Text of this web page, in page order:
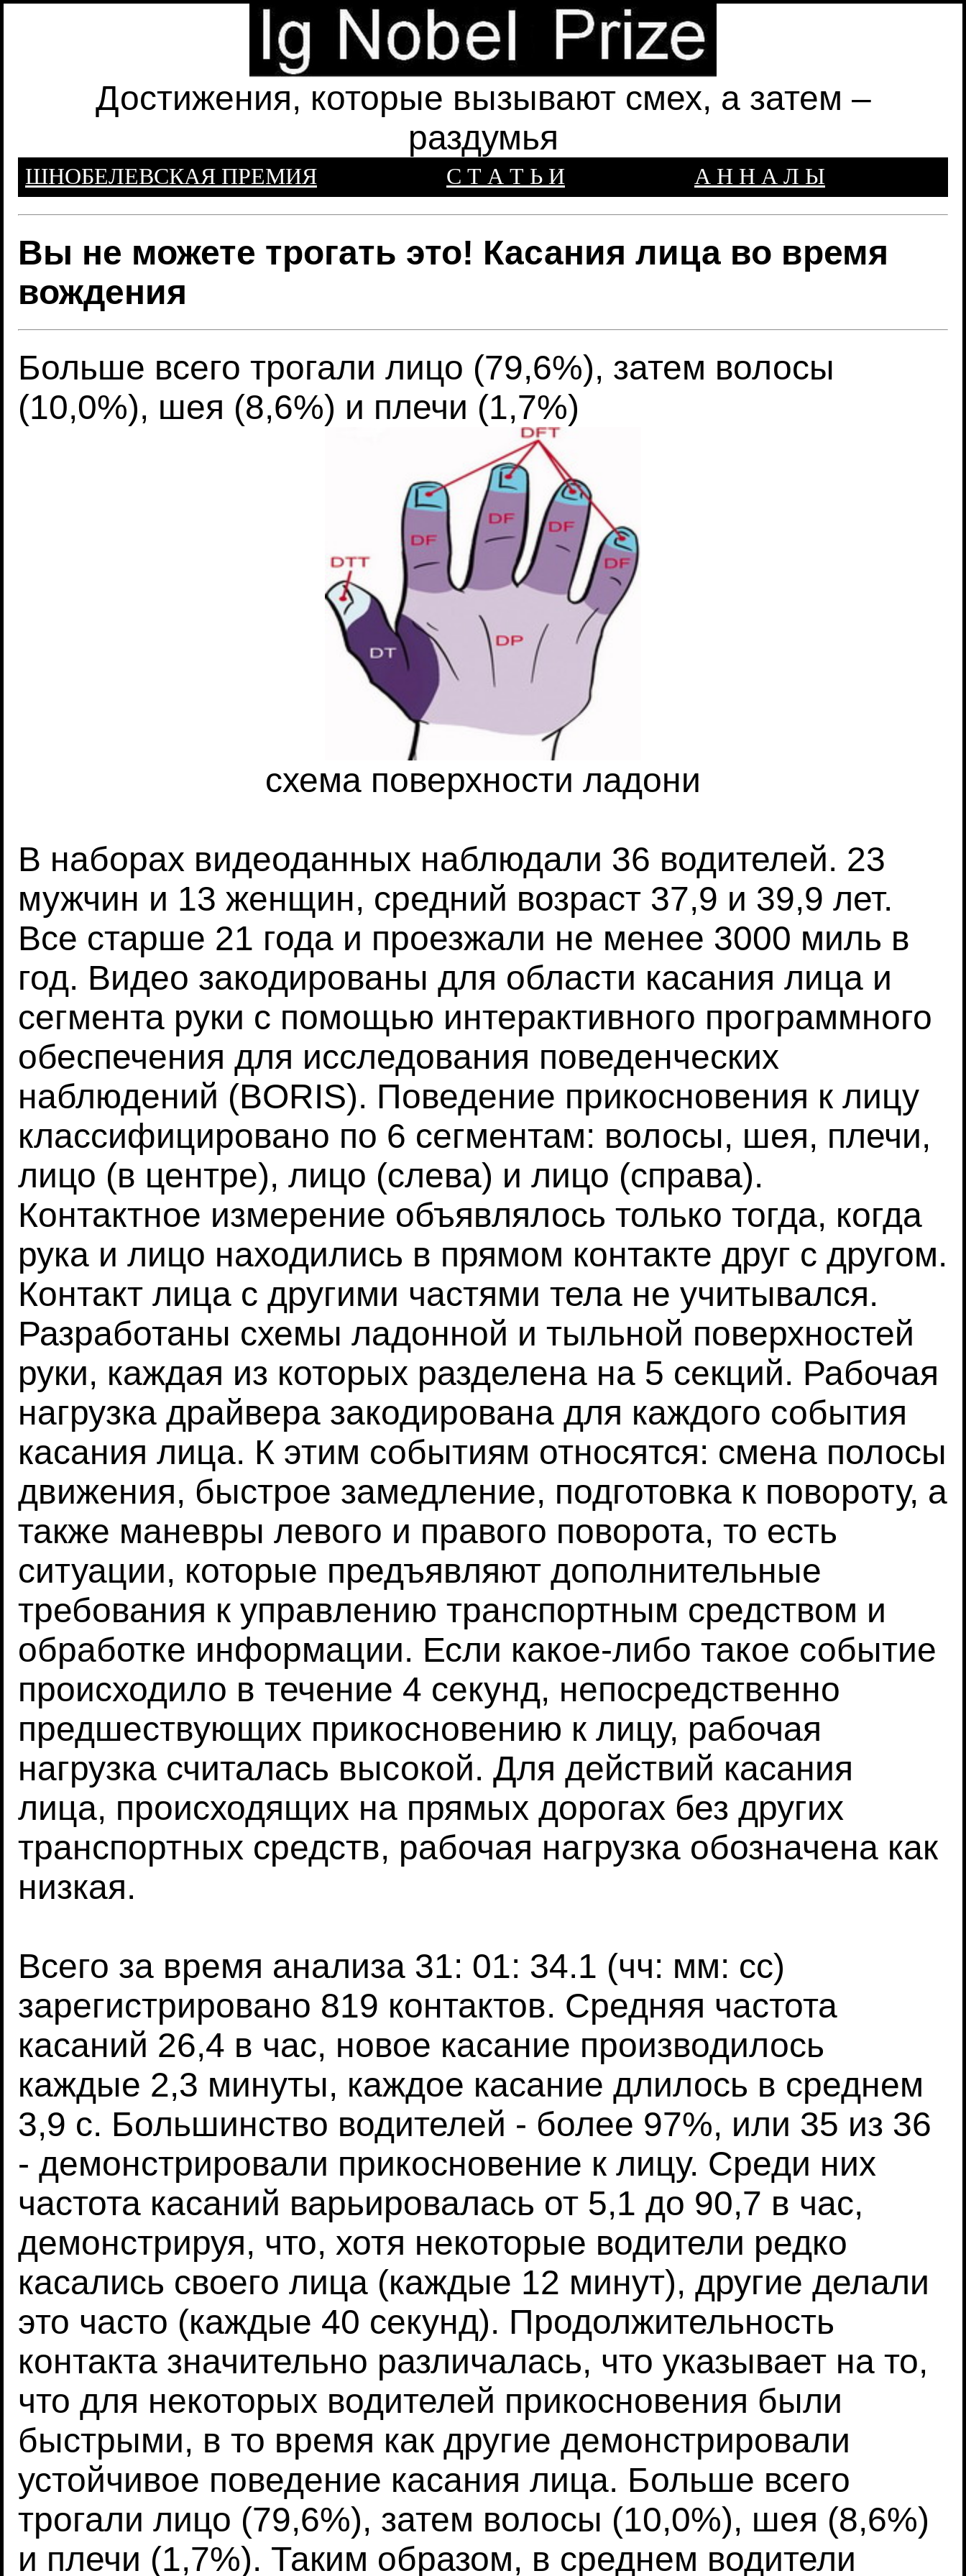
Достижения, которые вызывают смех, а затем –
раздумья
ШНОБЕЛЕВСКАЯ ПРЕМИЯ С Т А Т Ь И А Н Н А Л Ы
Вы не можете трогать это! Касания лица во время
вождения
Больше всего трогали лицо (79,6%), затем волосы
(10,0%), шея (8,6%) и плечи (1,7%)
схема поверхности ладони
В наборах видеоданных наблюдали 36 водителей. 23
мужчин и 13 женщин, средний возраст 37,9 и 39,9 лет.
Все старше 21 года и проезжали не менее 3000 миль в
год. Видео закодированы для области касания лица и
сегмента руки с помощью интерактивного программного
обеспечения для исследования поведенческих
наблюдений (BORIS). Поведение прикосновения к лицу
классифицировано по 6 сегментам: волосы, шея, плечи,
лицо (в центре), лицо (слева) и лицо (справа).
Контактное измерение объявлялось только тогда, когда
рука и лицо находились в прямом контакте друг с другом.
Контакт лица с другими частями тела не учитывался.
Разработаны схемы ладонной и тыльной поверхностей
руки, каждая из которых разделена на 5 секций. Рабочая
нагрузка драйвера закодирована для каждого события
касания лица. К этим событиям относятся: смена полосы
движения, быстрое замедление, подготовка к повороту, а
также маневры левого и правого поворота, то есть
ситуации, которые предъявляют дополнительные
требования к управлению транспортным средством и
обработке информации. Если какое-либо такое событие
происходило в течение 4 секунд, непосредственно
предшествующих прикосновению к лицу, рабочая
нагрузка считалась высокой. Для действий касания
лица, происходящих на прямых дорогах без других
транспортных средств, рабочая нагрузка обозначена как
низкая.
Всего за время анализа 31: 01: 34.1 (чч: мм: сс)
зарегистрировано 819 контактов. Средняя частота
касаний 26,4 в час, новое касание производилось
каждые 2,3 минуты, каждое касание длилось в среднем
3,9 с. Большинство водителей - более 97%, или 35 из 36
- демонстрировали прикосновение к лицу. Среди них
частота касаний варьировалась от 5,1 до 90,7 в час,
демонстрируя, что, хотя некоторые водители редко
касались своего лица (каждые 12 минут), другие делали
это часто (каждые 40 секунд). Продолжительность
контакта значительно различалась, что указывает на то,
что для некоторых водителей прикосновения были
быстрыми, в то время как другие демонстрировали
устойчивое поведение касания лица. Больше всего
трогали лицо (79,6%), затем волосы (10,0%), шея (8,6%)
и плечи (1,7%). Таким образом, в среднем водители